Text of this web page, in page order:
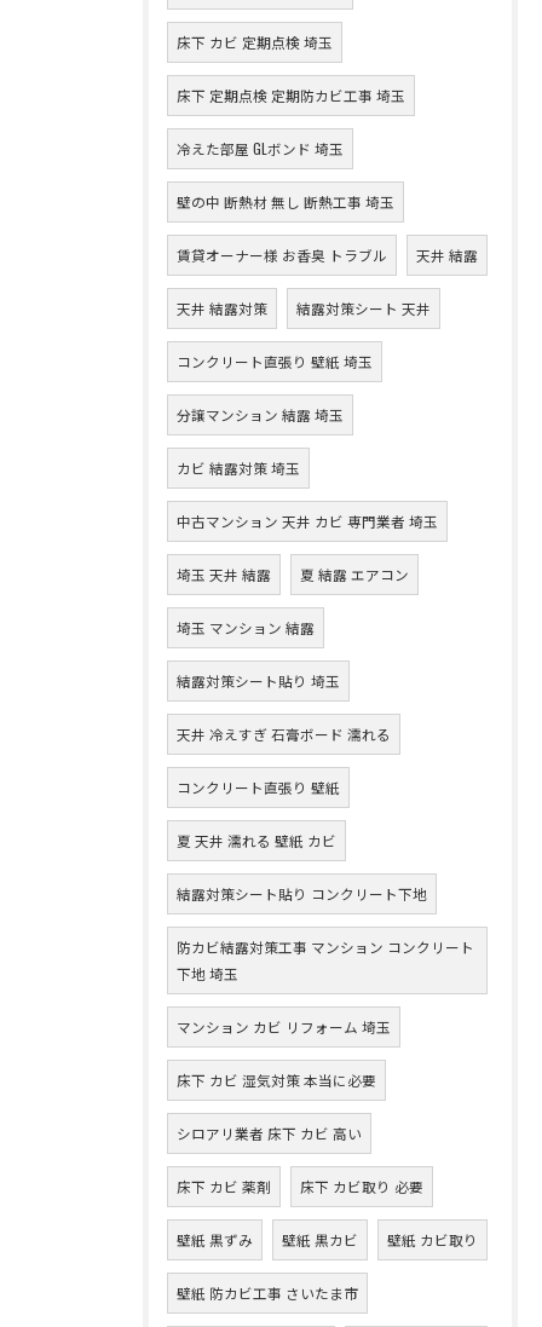
床下 カビ 定期点検 埼玉
床下 定期点検 定期防カビ工事 埼玉
冷えた部屋 GLボンド 埼玉
壁の中 断熱材 無し 断熱工事 埼玉
賃貸オーナー様 お香臭 トラブル 天井 結露
天井 結露対策 結露対策シート 天井
コンクリート直張り 壁紙 埼玉
分譲マンション 結露 埼玉
カビ 結露対策 埼玉
中古マンション 天井 カビ 専門業者 埼玉
埼玉 天井 結露 夏 結露 エアコン
埼玉 マンション 結露
結露対策シート貼り 埼玉
天井 冷えすぎ 石膏ボード 濡れる
コンクリート直張り 壁紙
夏 天井 濡れる 壁紙 カビ
結露対策シート貼り コンクリート下地
防カビ結露対策工事 マンション コンクリート
下地 埼玉
マンション カビ リフォーム 埼玉
床下 カビ 湿気対策 本当に必要
シロアリ業者 床下 カビ 高い
床下 カビ 薬剤 床下 カビ取り 必要
壁紙 黒ずみ 壁紙 黒カビ 壁紙 カビ取り
壁紙 防カビ工事 さいたま市